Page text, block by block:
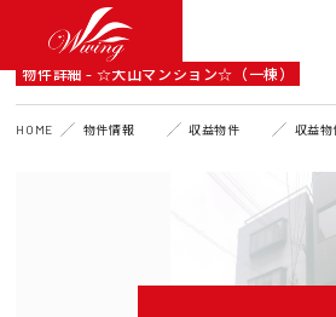
DETAIL
物件詳細 - ☆大山マンション☆（一棟）
HOME 物件情報 収益物件 収益物